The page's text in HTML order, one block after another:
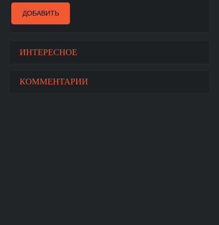
ДОБАВИТЬ
ИНТЕРЕСНОЕ
КОММЕНТАРИИ